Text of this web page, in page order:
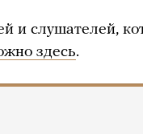
и слушателей,
здесь.